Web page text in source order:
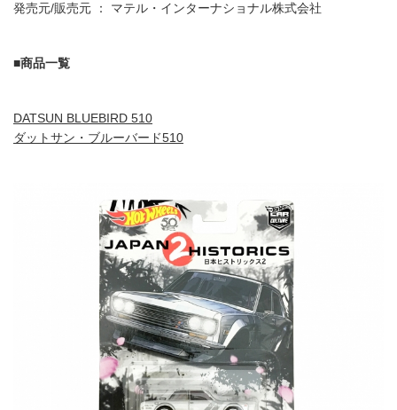
発売元/販売元 ： マテル・インターナショナル株式会社
■商品一覧
DATSUN BLUEBIRD 510
ダットサン・ブルーバード510